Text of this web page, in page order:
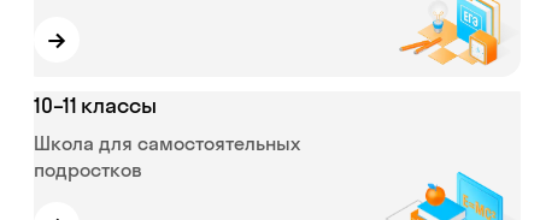
→
10–11 классы
Школа для самостоятельных
подростков